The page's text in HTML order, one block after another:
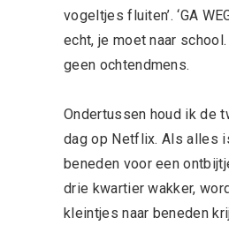
vogeltjes fluiten’. ‘GA
echt, je moet naar
geen ochtendmens.
Ondertussen houd ik de
dag op Netflix. Als alles
beneden voor een
drie kwartier wakker,
kleintjes naar beneden